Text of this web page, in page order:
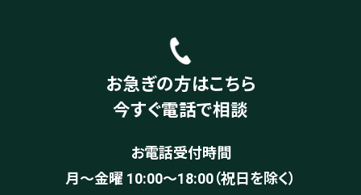
お急ぎの方はこちら
今すぐ電話で相談
お電話受付時間
月〜金曜 10:00～18:00（祝日を除く）